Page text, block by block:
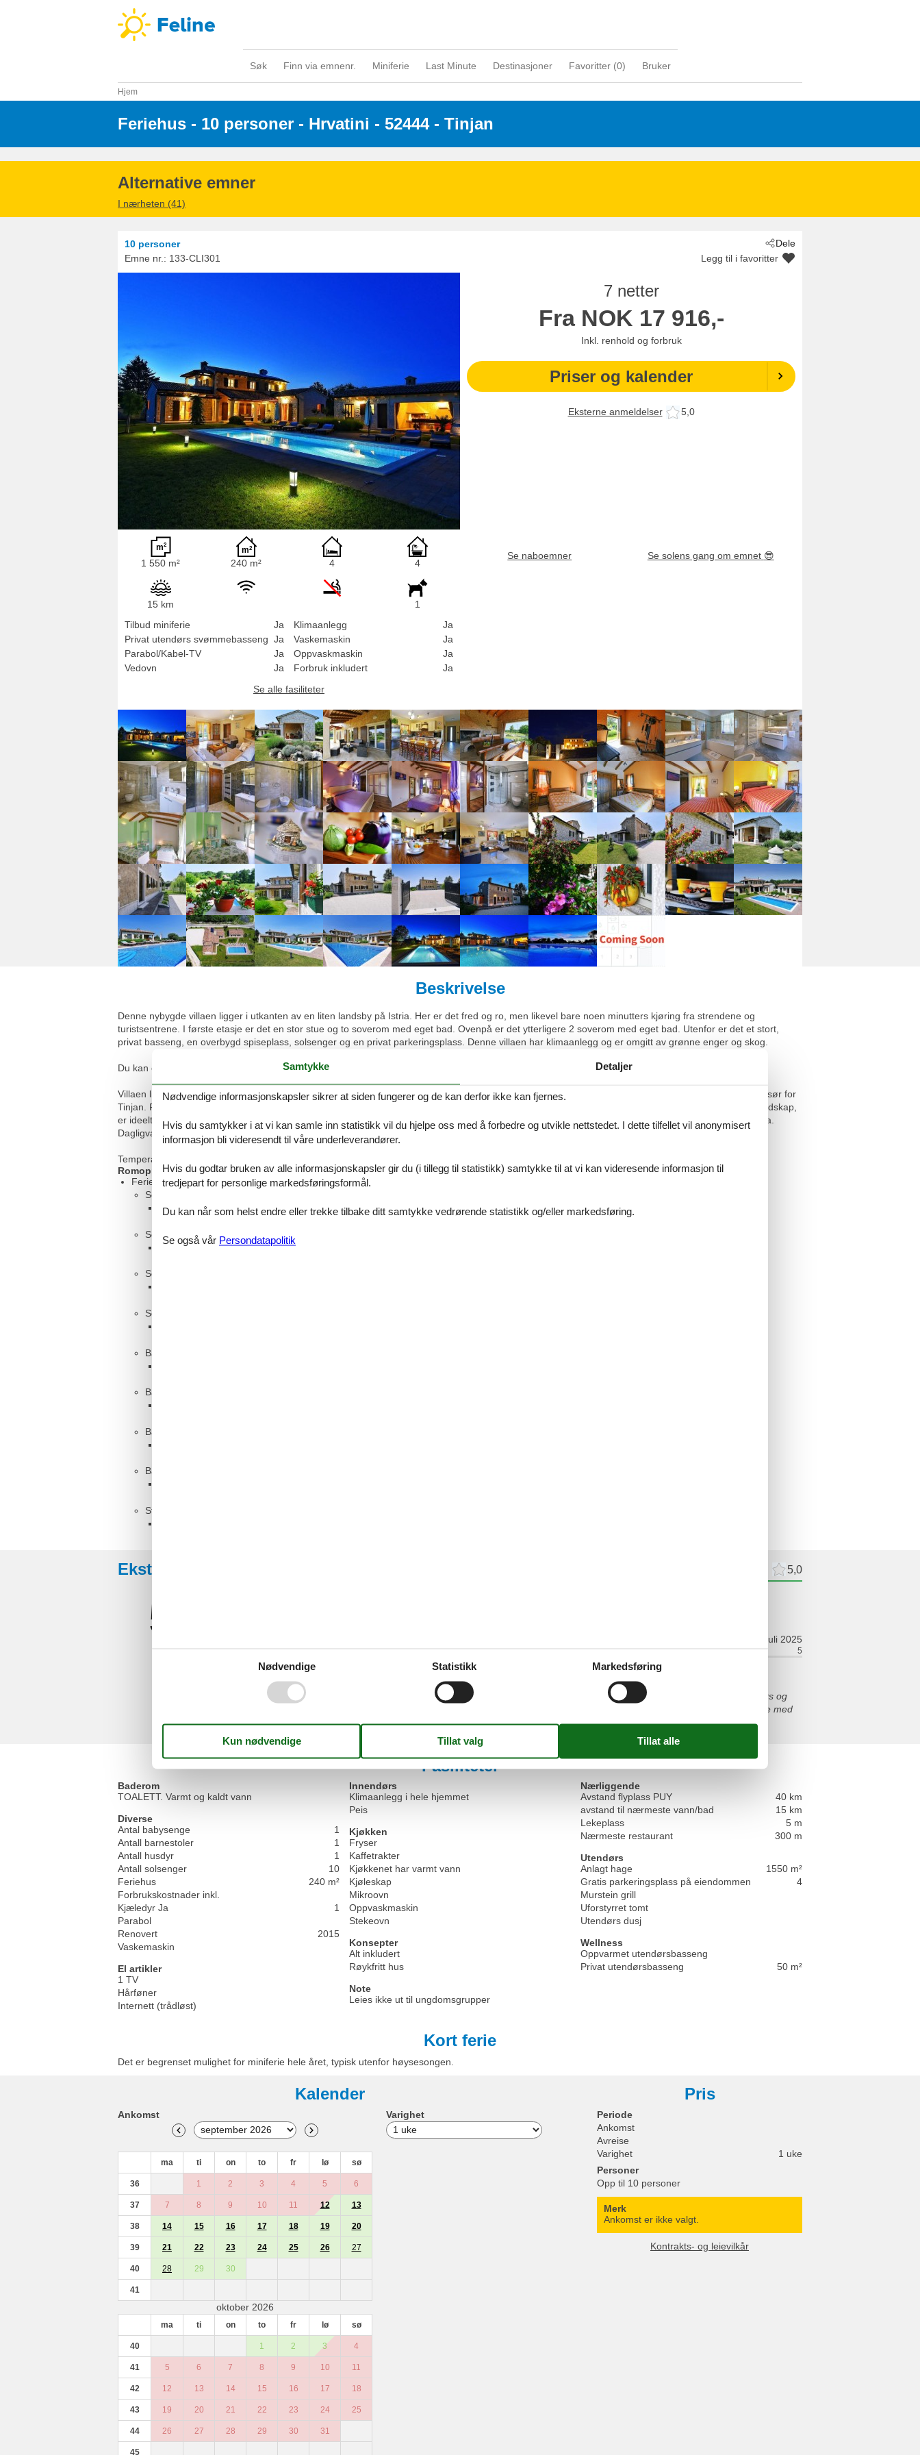
Søk Finn via emnenr. Miniferie Last Minute Destinasjoner Favoritter (0) Bruker
Hjem
Feriehus - 10 personer - Hrvatini - 52444 - Tinjan
Alternative emner
I nærheten (41)
Dele
10 personer
Emne nr.: 133-CLI301 Legg til i favoritter
7 netter
Fra NOK 17 916,-
Inkl. renhold og forbruk
Priser og kalender
Eksterne anmeldelser 5,0
1 550 m² 240 m² 4 4
15 km
1
Tilbud miniferie
Ja
Privat utendørs svømmebasseng Ja
Parabol/Kabel-TV
Ja
Vedovn
Ja
Klimaanlegg
Ja
Vaskemaskin
Ja
Oppvaskmaskin
Ja
Forbruk inkludert
Ja
Se alle fasiliteter
Se naboemner Se solens gang om emnet 😎
Beskrivelse
Denne nybygde villaen ligger i utkanten av en liten landsby på Istria. Her er det fred og ro, men likevel bare noen minutters kjøring fra strendene og
turistsentrene. I første etasje er det en stor stue og to soverom med eget bad. Ovenpå er det ytterligere 2 soverom med eget bad. Utenfor er det et stort,
privat basseng, en overbygd spiseplass, solsenger og en privat parkeringsplass. Denne villaen har klimaanlegg og er omgitt av grønne enger og skog.
Du kan også få levert nybakt brød.
Villaen ligger i et rolig og privat område like utenfor, men likevel en kort spasertur fra landsbyen Kringa. Kringa ligger i sentrum av Istria, fem kilometer sør for
Tinjan. Regionen er kjent for sitt kjøkken og sine viner, og det finnes mange gode restauranter i nærheten. Istrias indre, med fjellandsbyer og vakre landskap,
er ideelt for bilkjøring, sykling og fotturer. Adriaterhavskysten og den berømte turistbyen Porec, og alle Istrias strender, ligger bare en kort kjøretur unna.
Dagligvarebutikk, bar og en utmerket taverna ligger innen gangavstand. Du kan også kjøpe dagligvarer direkte fra lokale handelsmenn.
Temperaturen i det oppvarmede bassenget avhenger av eksterne faktorer, deriblant værforholdene, og vanntemperaturen kan derfor ikke garanteres.
Romoppsett
Feriebolig
Soverom, 2 personer
Dobbeltseng
Soverom, 2 personer
Dobbeltseng
Soverom, 2 personer
Soverom, 2 personer
Baderom
Baderom
Baderom
Baderom
Stue, 2 personer
Eksterne anmeldelser 5,0
5,0 juli 2025
5
5
Tak for en super dejlig ferie i det skønne feriehus. Vi var to familier afsted - samlet 10 Pers og
huset blev den perfekte ramme om vores ferie. Værten var hjælpsom og i mødekommende med
ideer til oplevelser, restauranter og udflugter i området. Dejlig pool, have og uderum.
Fasiliteter
Baderom
TOALETT. Varmt og kaldt vann
Diverse
Antal babysenge
1
Antall barnestoler
1
Antall husdyr
1
Antall solsenger
10
Feriehus
240 m²
Forbrukskostnader inkl.
Kjæledyr Ja
1
Parabol
Renovert
2015
Vaskemaskin
El artikler
1 TV
Hårføner
Internett (trådløst)
Innendørs
Klimaanlegg i hele hjemmet
Peis
Kjøkken
Fryser
Kaffetrakter
Kjøkkenet har varmt vann
Kjøleskap
Mikroovn
Oppvaskmaskin
Stekeovn
Konsepter
Alt inkludert
Røykfritt hus
Note
Leies ikke ut til ungdomsgrupper
Nærliggende
Avstand flyplass PUY
40 km
avstand til nærmeste vann/bad
15 km
Lekeplass
5 m
Nærmeste restaurant
300 m
Utendørs
Anlagt hage
1550 m²
Gratis parkeringsplass på eiendommen
4
Murstein grill
Uforstyrret tomt
Utendørs dusj
Wellness
Oppvarmet utendørsbasseng
Privat utendørsbasseng
50 m²
Kort ferie
Det er begrenset mulighet for miniferie hele året, typisk utenfor høysesongen.
Kalender
Ankomst
ma ti on to fr lø sø
36 1 2 3 4 5 6
37 7 8 9 10 11 12 13
38 14 15 16 17 18 19 20
39 21 22 23 24 25 26 27
40 28 29 30
41
oktober 2026
ma ti on to fr lø sø
40 1 2 3 4
41 5 6 7 8 9 10 11
42 12 13 14 15 16 17 18
43 19 20 21 22 23 24 25
44 26 27 28 29 30 31
45
Varighet
Pris
Periode
Ankomst
Avreise
Varighet
1 uke
Personer
Opp til 10 personer
Merk
Ankomst er ikke valgt.
Kontrakts- og leievilkår
Samtykke Detaljer
Nødvendige informasjonskapsler sikrer at siden fungerer og de kan derfor ikke kan fjernes.
Hvis du samtykker i at vi kan samle inn statistikk vil du hjelpe oss med å forbedre og utvikle nettstedet. I dette tilfellet vil anonymisert
informasjon bli videresendt til våre underleverandører.
Hvis du godtar bruken av alle informasjonskapsler gir du (i tillegg til statistikk) samtykke til at vi kan videresende informasjon til
tredjepart for personlige markedsføringsformål.
Du kan når som helst endre eller trekke tilbake ditt samtykke vedrørende statistikk og/eller markedsføring.
Se også vår Persondatapolitik
Nødvendige Statistikk Markedsføring